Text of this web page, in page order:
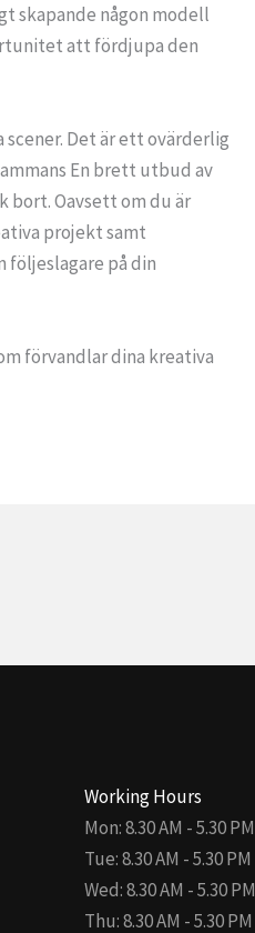
skapande någon modell
att fördjupa den
Det är ett ovärderlig
En brett utbud av
bort. Oavsett om du är
projekt samt
följeslagare på din
förvandlar dina kreativa
Working Hours
Mon: 8.30 AM - 5.30 PM
Tue: 8.30 AM - 5.30 PM
Wed: 8.30 AM - 5.30 PM
Thu: 8.30 AM - 5.30 PM